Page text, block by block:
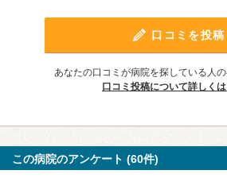
口コミを投稿
あなたの口コミが病院を探している人の
口コミ投稿について詳しく
この病院のアンケート (60件)